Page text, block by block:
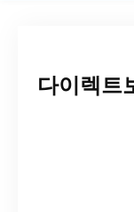
다이렉트